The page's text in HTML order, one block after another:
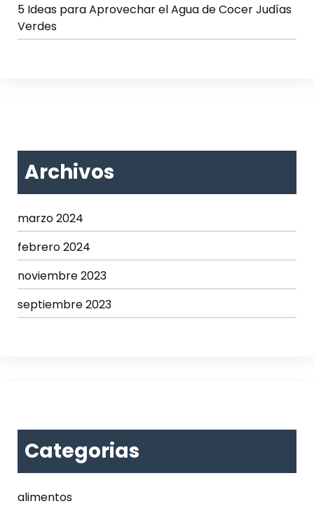
5 Ideas para Aprovechar el Agua de Cocer Judías
Verdes
Archivos
marzo 2024
febrero 2024
noviembre 2023
septiembre 2023
Categorias
alimentos